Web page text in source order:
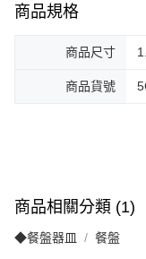
商品規格
商品尺寸
商品貨號
商品相關分類 (1)
◆餐盤器皿 餐盤